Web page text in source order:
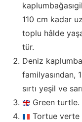
110 cm kadar
toplu hâlde
tür.
Deniz
familyasından,
sırtı yeşil ve
Green turtle.
Tortue verte